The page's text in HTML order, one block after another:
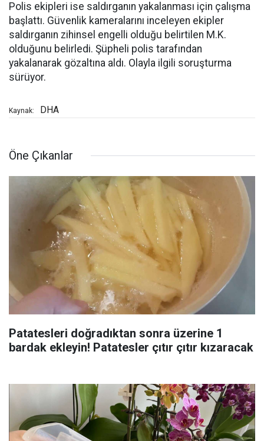
Polis ekipleri ise saldırganın yakalanması için çalışma
başlattı. Güvenlik kameralarını inceleyen ekipler
saldırganın zihinsel engelli olduğu belirtilen M.K.
olduğunu belirledi. Şüpheli polis tarafından
yakalanarak gözaltına aldı. Olayla ilgili soruşturma
sürüyor.
Kaynak: DHA
Öne Çıkanlar
Patatesleri doğradıktan sonra üzerine 1
bardak ekleyin! Patatesler çıtır çıtır kızaracak